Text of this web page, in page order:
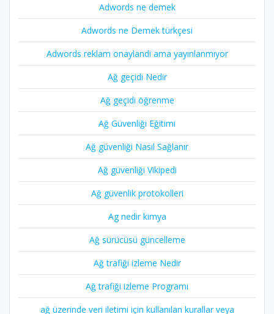
Adwords ne demek
Adwords ne Demek türkçesi
Adwords reklam onaylandi ama yayınlanmıyor
Ağ geçidi Nedir
Ağ geçidi öğrenme
Ağ Güvenliği Eğitimi
Ağ güvenliği Nasıl Sağlanır
Ağ güvenliği Vikipedi
Ağ güvenlik protokolleri
Ag nedir kimya
Ağ sürücüsü güncelleme
Ağ trafiği izleme Nedir
Ağ trafiği izleme Programı
ağ üzerinde veri iletimi için kullanılan kurallar veya